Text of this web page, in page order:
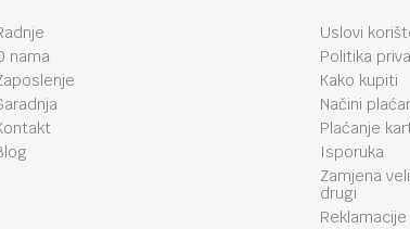
nama
Uslovi
Politika
Kako kupiti
Načini
Plaćanje
Isporuka
Zamjena
drugi
Reklamacije